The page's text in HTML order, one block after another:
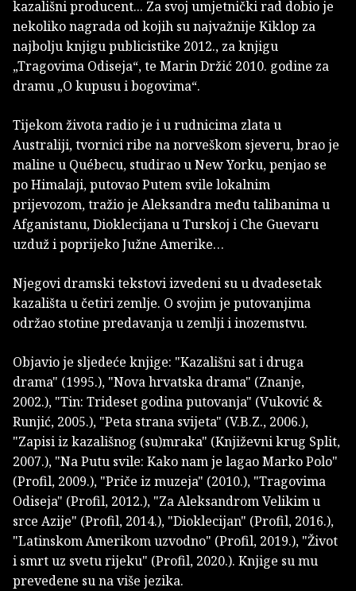
kazališni producent... Za svoj umjetnički rad dobio je
nekoliko nagrada od kojih su najvažnije Kiklop za
najbolju knjigu publicistike 2012., za knjigu
„Tragovima Odiseja“, te Marin Držić 2010. godine za
dramu „O kupusu i bogovima“.
Tijekom života radio je i u rudnicima zlata u
Australiji, tvornici ribe na norveškom sjeveru, brao je
maline u Québecu, studirao u New Yorku, penjao se
po Himalaji, putovao Putem svile lokalnim
prijevozom, tražio je Aleksandra među talibanima u
Afganistanu, Dioklecijana u Turskoj i Che Guevaru
uzduž i poprijeko Južne Amerike…
Njegovi dramski tekstovi izvedeni su u dvadesetak
kazališta u četiri zemlje. O svojim je putovanjima
održao stotine predavanja u zemlji i inozemstvu.
Objavio je sljedeće knjige: "Kazališni sat i druga
drama" (1995.), "Nova hrvatska drama" (Znanje,
2002.), "Tin: Trideset godina putovanja" (Vuković &
Runjić, 2005.), "Peta strana svijeta" (V.B.Z., 2006.),
"Zapisi iz kazališnog (su)mraka" (Književni krug Split,
2007.), "Na Putu svile: Kako nam je lagao Marko Polo"
(Profil, 2009.), "Priče iz muzeja" (2010.), "Tragovima
Odiseja" (Profil, 2012.), "Za Aleksandrom Velikim u
srce Azije" (Profil, 2014.), "Dioklecijan" (Profil, 2016.),
"Latinskom Amerikom uzvodno" (Profil, 2019.), "Život
i smrt uz svetu rijeku" (Profil, 2020.). Knjige su mu
prevedene su na više jezika.